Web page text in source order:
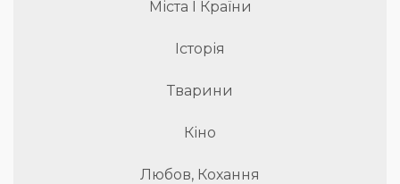
Міста І Країни
Історія
Тварини
Кіно
Любов, Кохання